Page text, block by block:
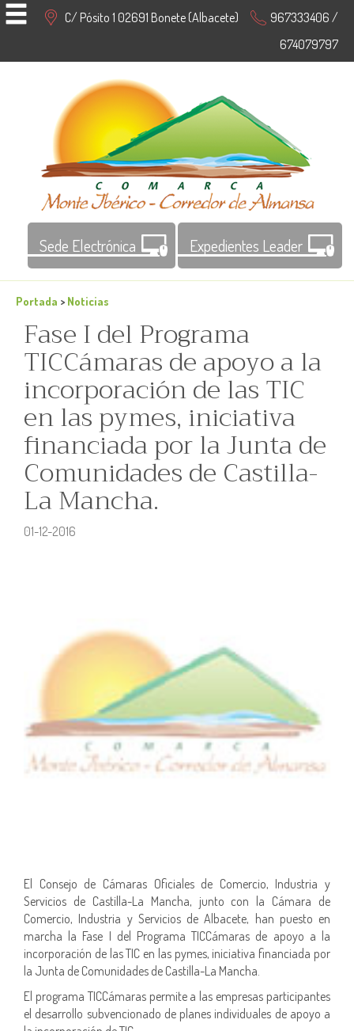
C/ Pósito 1 02691 Bonete (Albacete)
967333406 /
674079797
Sede Electrónica Expedientes Leader
Portada > Noticias
Fase I del Programa
TICCámaras de apoyo a la
incorporación de las TIC
en las pymes, iniciativa
financiada por la Junta de
Comunidades de Castilla-
La Mancha.
01-12-2016
El Consejo de Cámaras Oficiales de Comercio, Industria y
Servicios de Castilla-La Mancha, junto con la Cámara de
Comercio, Industria y Servicios de Albacete, han puesto en
marcha la Fase I del Programa TICCámaras de apoyo a la
incorporación de las TIC en las pymes, iniciativa financiada por
la Junta de Comunidades de Castilla-La Mancha.
El programa TICCámaras permite a las empresas participantes
el desarrollo subvencionado de planes individuales de apoyo a